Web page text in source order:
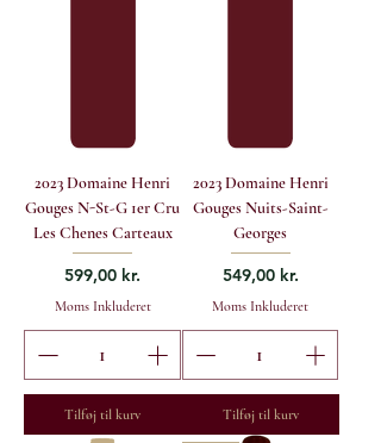
2023 Domaine Henri
Gouges N-St-G 1er Cru
Les Chenes Carteaux
Pris
599,00 kr.
Moms Inkluderet
Tilføj til kurv
2023 Domaine Henri
Gouges Nuits-Saint-
Georges
Pris
549,00 kr.
Moms Inkluderet
Tilføj til kurv